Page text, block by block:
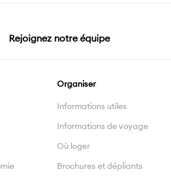
Rejoignez notre équipe
Organiser
Informations utiles
Informations de voyage
Où loger
Brochures et dépliants